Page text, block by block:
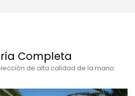
Completa
de alta calidad de la mano